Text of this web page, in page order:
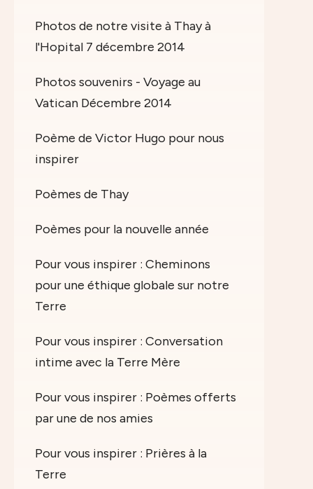
Photos de notre visite à Thay à
l'Hopital 7 décembre 2014
Photos souvenirs - Voyage au
Vatican Décembre 2014
Poème de Victor Hugo pour nous
inspirer
Poèmes de Thay
Poèmes pour la nouvelle année
Pour vous inspirer : Cheminons
pour une éthique globale sur notre
Terre
Pour vous inspirer : Conversation
intime avec la Terre Mère
Pour vous inspirer : Poèmes offerts
par une de nos amies
Pour vous inspirer : Prières à la
Terre